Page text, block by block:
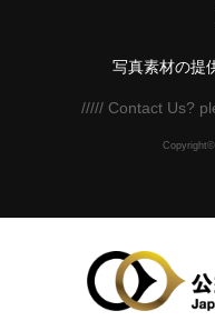
写真素材の提
///// Contact Us?